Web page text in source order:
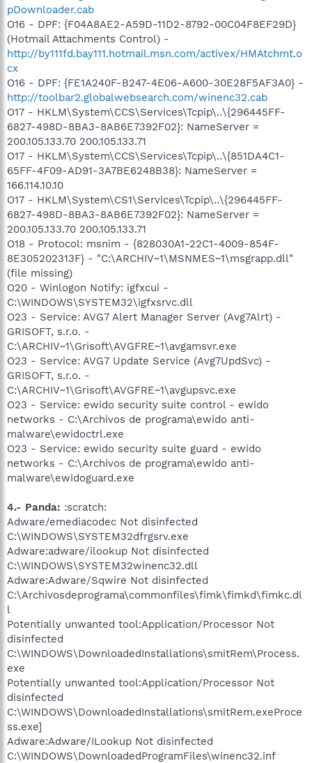
pDownloader.cab
O16 - DPF: {F04A8AE2-A59D-11D2-8792-00C04F8EF29D}
(Hotmail Attachments Control) -
http://by111fd.bay111.hotmail.msn.com/activex/HMAtchmt.o
cx
O16 - DPF: {FE1A240F-B247-4E06-A600-30E28F5AF3A0} -
http://toolbar2.globalwebsearch.com/winenc32.cab
O17 - HKLM\System\CCS\Services\Tcpip\..\{296445FF-
6827-498D-8BA3-8AB6E7392F02}: NameServer =
200.105.133.70 200.105.133.71
O17 - HKLM\System\CCS\Services\Tcpip\..\{851DA4C1-
65FF-4F09-AD91-3A7BE6248B38}: NameServer =
166.114.10.10
O17 - HKLM\System\CS1\Services\Tcpip\..\{296445FF-
6827-498D-8BA3-8AB6E7392F02}: NameServer =
200.105.133.70 200.105.133.71
O18 - Protocol: msnim - {828030A1-22C1-4009-854F-
8E305202313F} - "C:\ARCHIV~1\MSNMES~1\msgrapp.dll"
(file missing)
O20 - Winlogon Notify: igfxcui -
C:\WINDOWS\SYSTEM32\igfxsrvc.dll
O23 - Service: AVG7 Alert Manager Server (Avg7Alrt) -
GRISOFT, s.r.o. -
C:\ARCHIV~1\Grisoft\AVGFRE~1\avgamsvr.exe
O23 - Service: AVG7 Update Service (Avg7UpdSvc) -
GRISOFT, s.r.o. -
C:\ARCHIV~1\Grisoft\AVGFRE~1\avgupsvc.exe
O23 - Service: ewido security suite control - ewido
networks - C:\Archivos de programa\ewido anti-
malware\ewidoctrl.exe
O23 - Service: ewido security suite guard - ewido
networks - C:\Archivos de programa\ewido anti-
malware\ewidoguard.exe
4.- Panda: :scratch:
Adware/emediacodec Not disinfected
C:\WINDOWS\SYSTEM32dfrgsrv.exe
Adware:adware/ilookup Not disinfected
C:\WINDOWS\SYSTEM32winenc32.dll
Adware:Adware/Sqwire Not disinfected
C:\Archivosdeprograma\commonfiles\fimk\fimkd\fimkc.dl
l
Potentially unwanted tool:Application/Processor Not
disinfected
C:\WINDOWS\DownloadedInstallations\smitRem\Process.
exe
Potentially unwanted tool:Application/Processor Not
disinfected
C:\WINDOWS\DownloadedInstallations\smitRem.exeProce
ss.exe]
Adware:Adware/ILookup Not disinfected
C:\WINDOWS\DownloadedProgramFiles\winenc32.inf